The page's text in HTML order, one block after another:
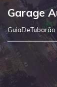
Garage
GuiaDeTubarão